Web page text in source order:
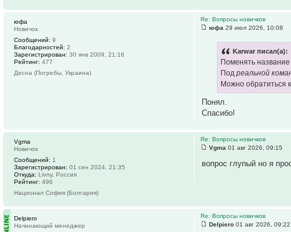
Re: Вопросы новичков
юфа 29 июл 2026, 10:08
Karwar писал(а):
Поменять
Подреальной
Можно обратиться
Понял.
Спасибо!
юфа
Новичок
Сообщений: 9
Благодарностей: 2
Зарегистрирован: 30 янв 2009, 21:16
Рейтинг: 477
Десна (Погребы, Украина)
Re: Вопросы новичков
Vgma 01 авг 2026, 09:15
вопрос глупый но я
Vgma
Новичок
Сообщений: 1
Зарегистрирован: 01 сен 2024, 21:35
Откуда: Livny, Россия
Рейтинг: 496
Национал София (Болгария)
Re: Вопросы новичков
Delpiero 01 авг 2026, 09:22
Delpiero
Начинающий менеджер